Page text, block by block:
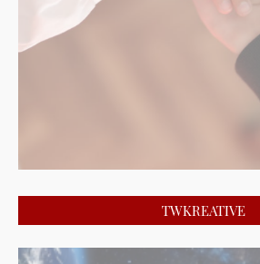
TWKREATIVE